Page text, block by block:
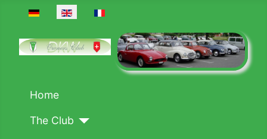
Select your language
Home
The Club